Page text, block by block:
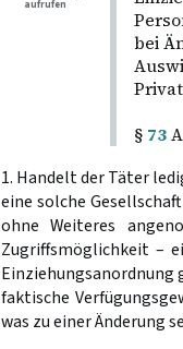
bei
§ 73
aufrufen
1. Handelt der Täter
eine solche
ohne Weiteres
Zugriffsmöglichkeit –
Einziehungsanordnung
faktische
was zu einer Änderung